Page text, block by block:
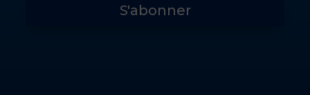
S'abonner